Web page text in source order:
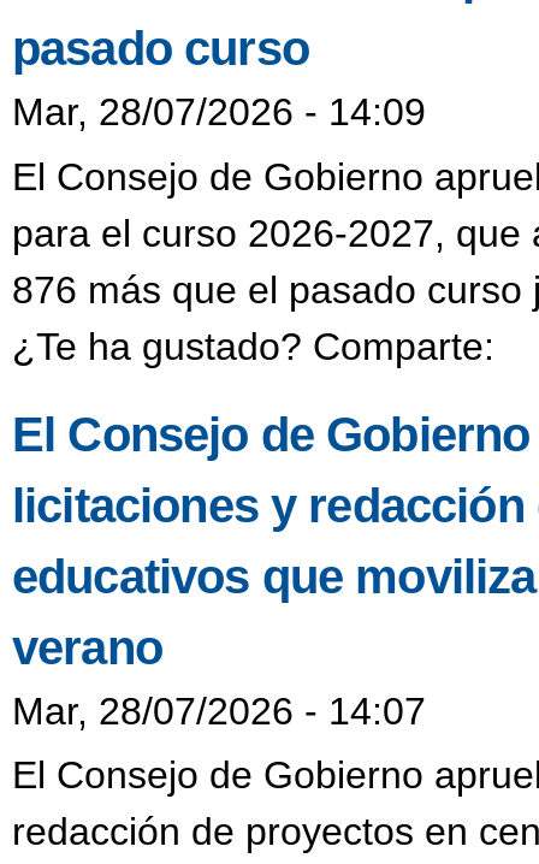
pasado curso
Mar, 28/07/2026 - 14:09
El Consejo de Gobierno
para el curso 2026-2027,
876 más que el pasado
¿Te ha gustado? Comparte:
El Consejo de
licitaciones y
educativos que
verano
Mar, 28/07/2026 - 14:07
El Consejo de Gobierno
redacción de proyectos en